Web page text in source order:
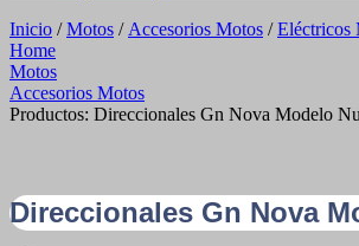
Inicio /Motos / Accesorios Motos /Eléctricos
Home
Motos
Accesorios Motos
Productos: Direccionales Gn Nova Modelo
Direccionales Gn Nova